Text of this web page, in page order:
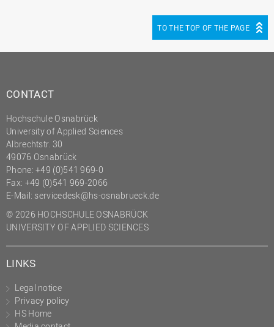
TO THE TOP OF THE PAGE
CONTACT
Hochschule Osnabrück
University of Applied Sciences
Albrechtstr. 30
49076 Osnabrück
Phone: +49 (0)541 969-0
Fax: +49 (0)541 969-2066
E-Mail: servicedesk@hs-osnabrueck.de
© 2026 HOCHSCHULE OSNABRÜCK
UNIVERSITY OF APPLIED SCIENCES
LINKS
Legal notice
Privacy policy
HS Home